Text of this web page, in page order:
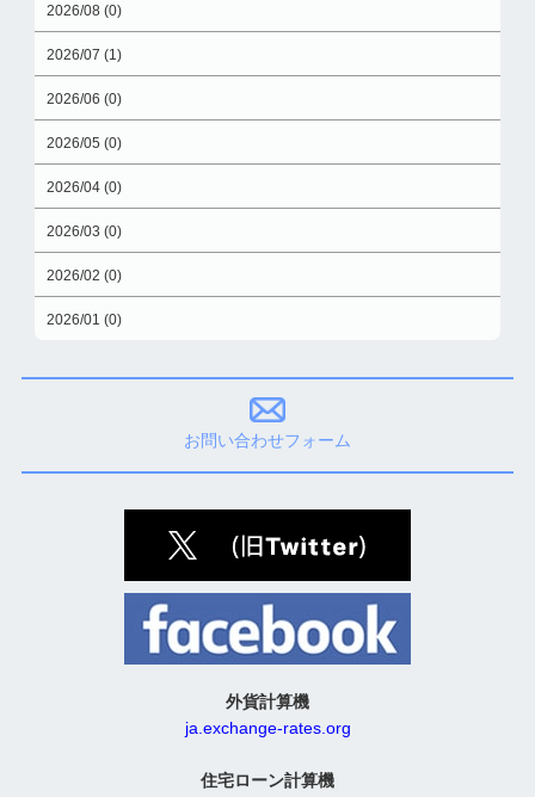
2026/08 (0)
2026/07 (1)
2026/06 (0)
2026/05 (0)
2026/04 (0)
2026/03 (0)
2026/02 (0)
2026/01 (0)
お問い合わせフォーム
外貨計算機
ja.exchange-rates.org
住宅ローン計算機